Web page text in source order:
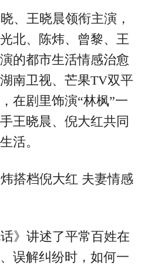
、王晓晨领衔主演，
北、陈炜、曾黎、王
的都市生活情感治愈
南卫视、芒果TV双平
在剧里饰演“林枫”一
王晓晨、倪大红共同
活。
搭档倪大红 夫妻情感
》讲述了平常百姓在
误解纠纷时，如何一